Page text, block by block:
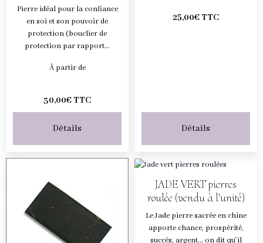
Pierre idéal pour la confiance
en soi et son pouvoir de
protection (bouclier de
protection par rapport...
À partir de
30,00€ TTC
Détails
25,00€ TTC
Détails
JADE VERT pierres
roulée (vendu à l'unité)
Le Jade pierre sacrée en chine
apporte chance, prospérité,
succès, argent... on dit qu'il